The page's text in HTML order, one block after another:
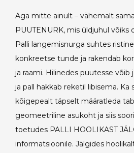
Aga mitte ainult – vähemalt
PUUTENURK, mis üldjuhul võiks
Palli langemisnurga suhtes
konkreetse tunde ja rakendab
ja raami. Hilinedes puutesse võib
ja pall hakkab reketil libisema. Ka
kõigepealt täpselt määratleda
geomeetriline asukoht ja siis
toetudes PALLI HOOLIKAST
informatsioonile. Jälgides